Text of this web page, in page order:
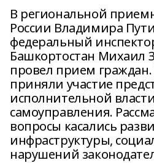
В региональной
России Владимира
федеральный
Башкортостан Михаил
провел прием
приняли участие
исполнительной
самоуправления.
вопросы касались
инфраструктуры,
нарушений